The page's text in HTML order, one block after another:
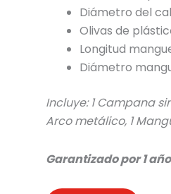
Diámetro del
Olivas de
Longitud
Diámetro
Incluye:1 Campana
Arco metálico, 1
Garantizado por 1